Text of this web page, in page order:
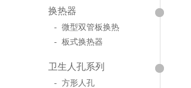
换热器
- 微型双管板换热
- 板式换热器
卫生人孔系列
- 方形人孔